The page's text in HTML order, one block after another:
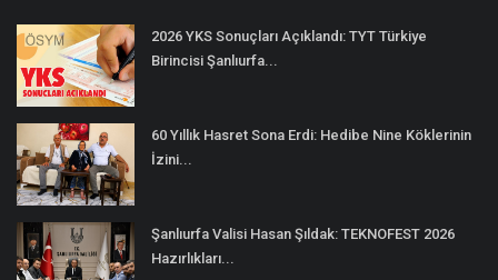
2026 YKS Sonuçları Açıklandı: TYT Türkiye
Birincisi Şanlıurfa...
60 Yıllık Hasret Sona Erdi: Hedibe Nine Köklerinin
İzini...
Şanlıurfa Valisi Hasan Şıldak: TEKNOFEST 2026
Hazırlıkları...